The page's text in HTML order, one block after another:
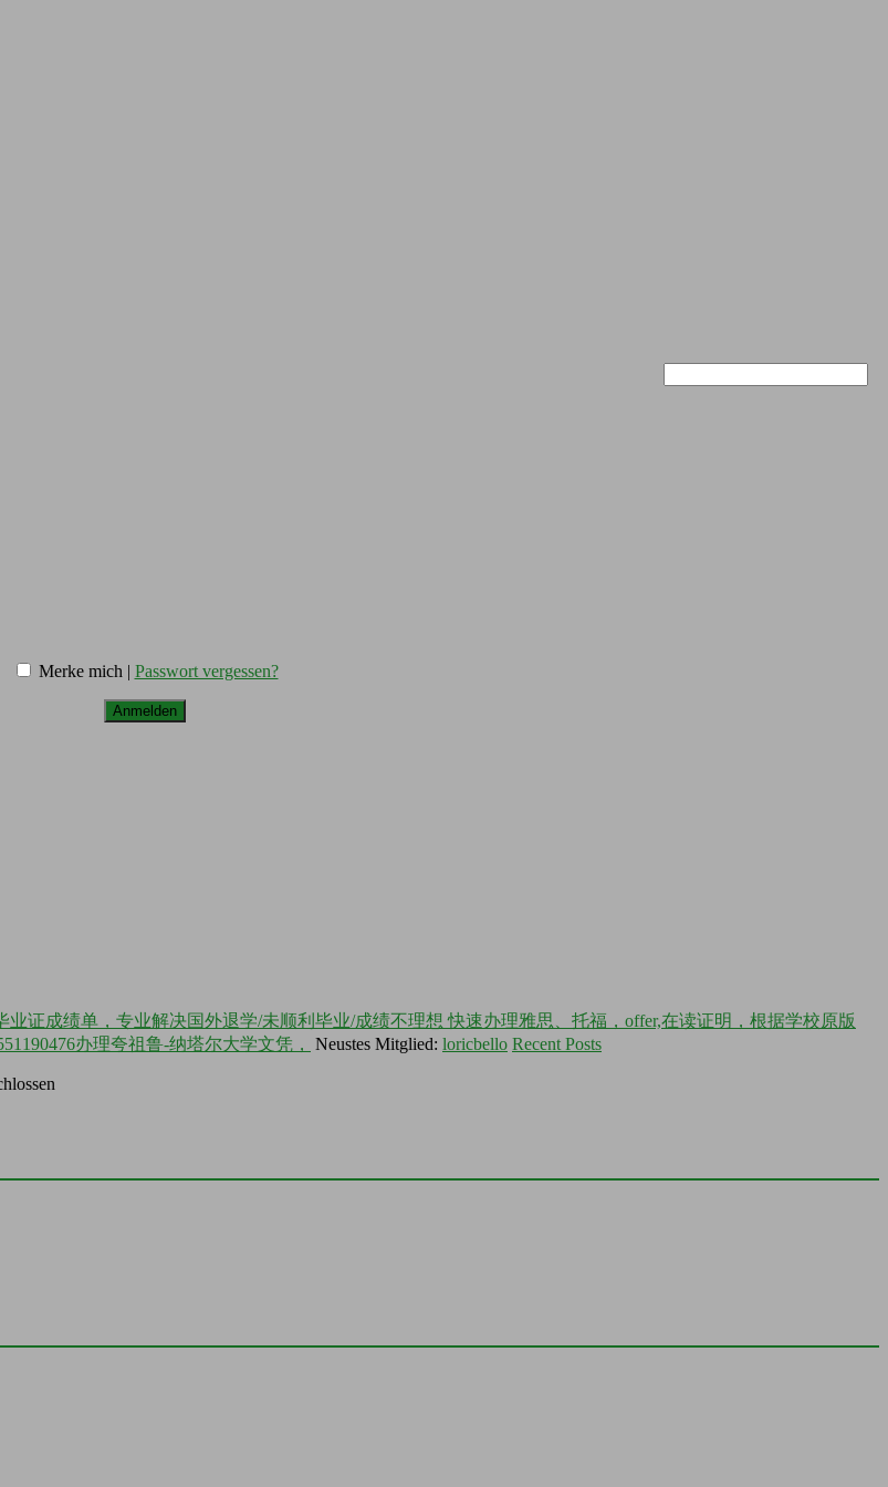
Merke mich | Passwort vergessen?
证成绩单，专业解决国外退学/未顺利毕业/成绩不理想 快速办理雅思、托福，offer,在读证明，根据学校原版
办理夸祖鲁-纳塔尔大学文凭，
Neustes Mitglied: loricbello Recent Posts